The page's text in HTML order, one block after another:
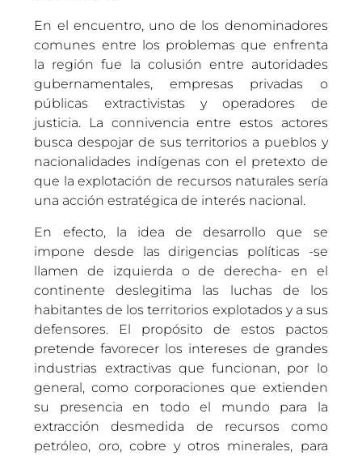
En el encuentro, uno de los denominadores
comunes entre los problemas que enfrenta
la región fue la colusión entre autoridades
gubernamentales, empresas privadas o
públicas extractivistas y operadores de
justicia. La connivencia entre estos actores
busca despojar de sus territorios a pueblos y
nacionalidades indígenas con el pretexto de
que la explotación de recursos naturales sería
una acción estratégica de interés nacional.
En efecto, la idea de desarrollo que se
impone desde las dirigencias políticas -se
llamen de izquierda o de derecha- en el
continente deslegitima las luchas de los
habitantes de los territorios explotados y a sus
defensores. El propósito de estos pactos
pretende favorecer los intereses de grandes
industrias extractivas que funcionan, por lo
general, como corporaciones que extienden
su presencia en todo el mundo para la
extracción desmedida de recursos como
petróleo, oro, cobre y otros minerales, para